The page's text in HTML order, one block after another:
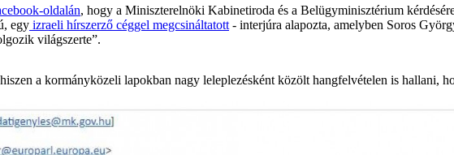
oldalán, hogy a Miniszterelnöki Kabinetiroda és a Belügyminisztérium
egy izraeli hírszerző céggel megcsináltatott - interjúra alapozta, amelyben Soros
világszerte”.
a kormányközeli lapokban nagy leleplezésként közölt hangfelvételen is hallani,